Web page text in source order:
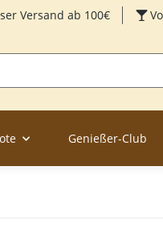
Versand ab 100€
Genießer-Club